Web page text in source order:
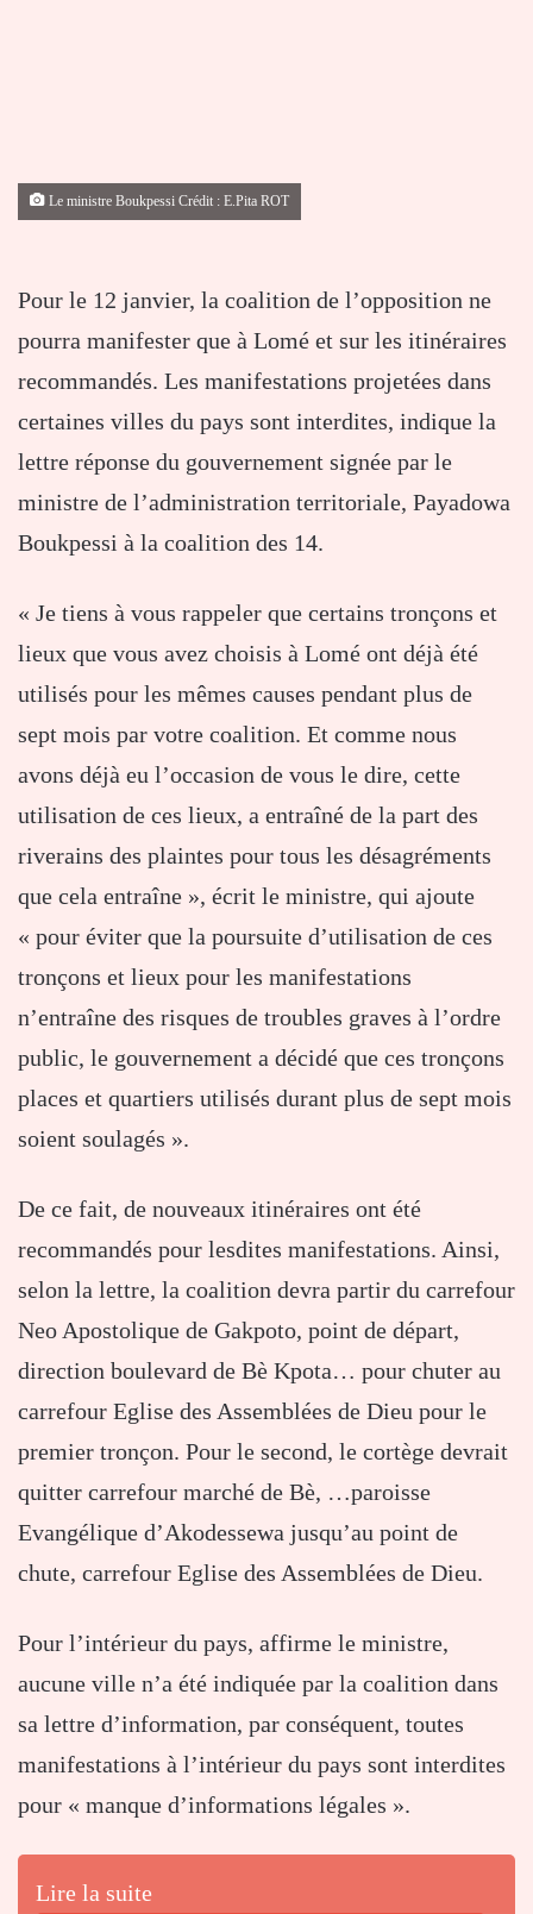
Le ministre Boukpessi Crédit : E.Pita ROT
Pour le 12 janvier, la coalition de l’opposition ne
pourra manifester que à Lomé et sur les itinéraires
recommandés. Les manifestations projetées dans
certaines villes du pays sont interdites, indique la
lettre réponse du gouvernement signée par le
ministre de l’administration territoriale, Payadowa
Boukpessi à la coalition des 14.
« Je tiens à vous rappeler que certains tronçons et
lieux que vous avez choisis à Lomé ont déjà été
utilisés pour les mêmes causes pendant plus de
sept mois par votre coalition. Et comme nous
avons déjà eu l’occasion de vous le dire, cette
utilisation de ces lieux, a entraîné de la part des
riverains des plaintes pour tous les désagréments
que cela entraîne », écrit le ministre, qui ajoute
« pour éviter que la poursuite d’utilisation de ces
tronçons et lieux pour les manifestations
n’entraîne des risques de troubles graves à l’ordre
public, le gouvernement a décidé que ces tronçons
places et quartiers utilisés durant plus de sept mois
soient soulagés ».
De ce fait, de nouveaux itinéraires ont été
recommandés pour lesdites manifestations. Ainsi,
selon la lettre, la coalition devra partir du carrefour
Neo Apostolique de Gakpoto, point de départ,
direction boulevard de Bè Kpota… pour chuter au
carrefour Eglise des Assemblées de Dieu pour le
premier tronçon. Pour le second, le cortège devrait
quitter carrefour marché de Bè, …paroisse
Evangélique d’Akodessewa jusqu’au point de
chute, carrefour Eglise des Assemblées de Dieu.
Pour l’intérieur du pays, affirme le ministre,
aucune ville n’a été indiquée par la coalition dans
sa lettre d’information, par conséquent, toutes
manifestations à l’intérieur du pays sont interdites
pour « manque d’informations légales ».
Lire la suite